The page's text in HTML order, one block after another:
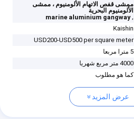
ممشى قفص الاتهام الألومنيوم ، ممشى
الألومنيوم البحرية
,
marine aluminium gangway
Kaishin
USD200-USD500 per square meter
5 مترا مربعا
4000 متر مربع شهريا
كما هو مطلوب
عرض المزيد